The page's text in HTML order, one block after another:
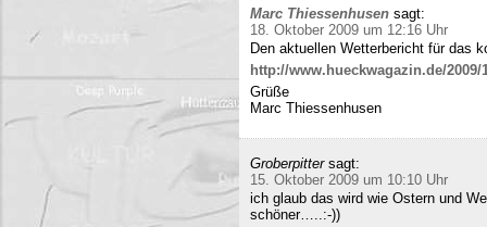
Marc Thiessenhusen sagt:
18. Oktober 2009 um 12:16 Uhr
Den aktuellen Wetterbericht für das
http://www.hueckwagazin.de/2009/
Grüße
Marc Thiessenhusen
Groberpitter sagt:
15. Oktober 2009 um 10:10 Uhr
ich glaub das wird wie Ostern und
schöner…..:-))